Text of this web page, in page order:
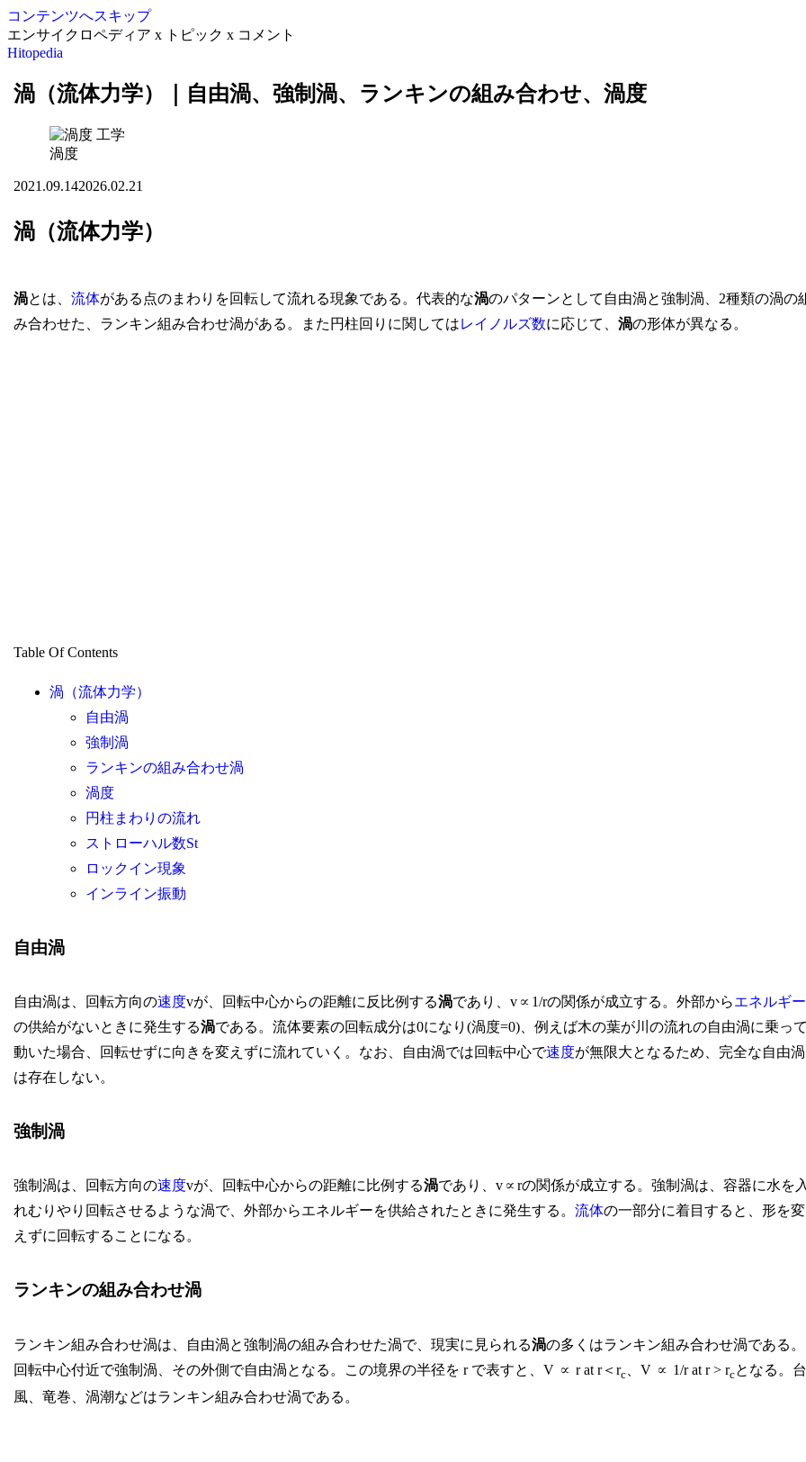
コンテンツへスキップ
エンサイクロペディア x トピック x コメント
Hitopedia
渦（流体力学）｜自由渦、強制渦、ランキンの組み合わせ、渦度
工学
渦度
2021.09.142026.02.21
渦（流体力学）
渦とは、 流体がある点のまわりを回転して流れる現象である。代表的な渦のパターンとして自由渦と強制渦、2種類の渦の
み合わせた、ランキン組み合わせ渦がある。また円柱回りに関してはレイノルズ数に応じて、 渦の形体が異なる。
Table Of Contents
渦（流体力学）
自由渦
強制渦
ランキンの組み合わせ渦
渦度
円柱まわりの流れ
ストローハル数St
ロックイン現象
インライン振動
自由渦
自由渦は、回転方向の速度vが、回転中心からの距離に反比例する渦であり、v∝1/rの関係が成立する。外部からエネルギー
の供給がないときに発生する渦である。流体要素の回転成分は0になり(渦度=0)、例えば木の葉が川の流れの自由渦に乗って
動いた場合、回転せずに向きを変えずに流れていく。なお、自由渦では回転中心で速度が無限大となるため、完全な自由渦
は存在しない。
強制渦
強制渦は、回転方向の速度vが、回転中心からの距離に比例する渦であり、v∝rの関係が成立する。強制渦は、容器に水を
れむりやり回転させるような渦で、外部からエネルギーを供給されたときに発生する。 流体の一部分に着目すると、形を変
えずに回転することになる。
ランキンの組み合わせ渦
ランキン組み合わせ渦は、自由渦と強制渦の組み合わせた渦で、現実に見られる渦の多くはランキン組み合わせ渦である。
回転中心付近で強制渦、その外側で自由渦となる。この境界の半径を r で表すと、V ∝ r at r＜rc、V ∝ 1/r at r > rcとなる。台
風、竜巻、渦潮などはランキン組み合わせ渦である。